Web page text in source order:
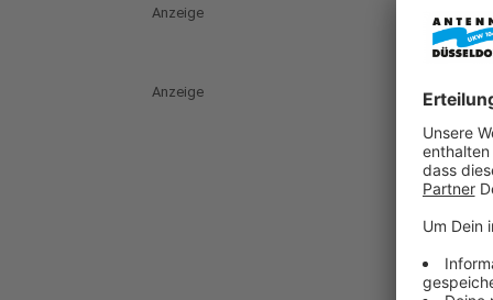
Anzeige
Anzeige